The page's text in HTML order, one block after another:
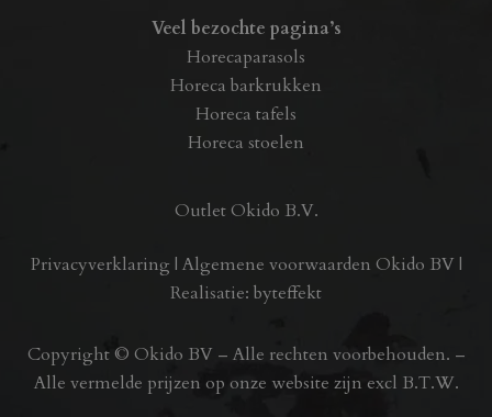
Veel bezochte pagina’s
Horecaparasols
Horeca barkrukken
Horeca tafels
Horeca stoelen
Outlet Okido B.V.
Privacyverklaring | Algemene voorwaarden Okido BV |
Realisatie: byteffekt
Copyright © Okido BV – Alle rechten voorbehouden. –
Alle vermelde prijzen op onze website zijn excl B.T.W.